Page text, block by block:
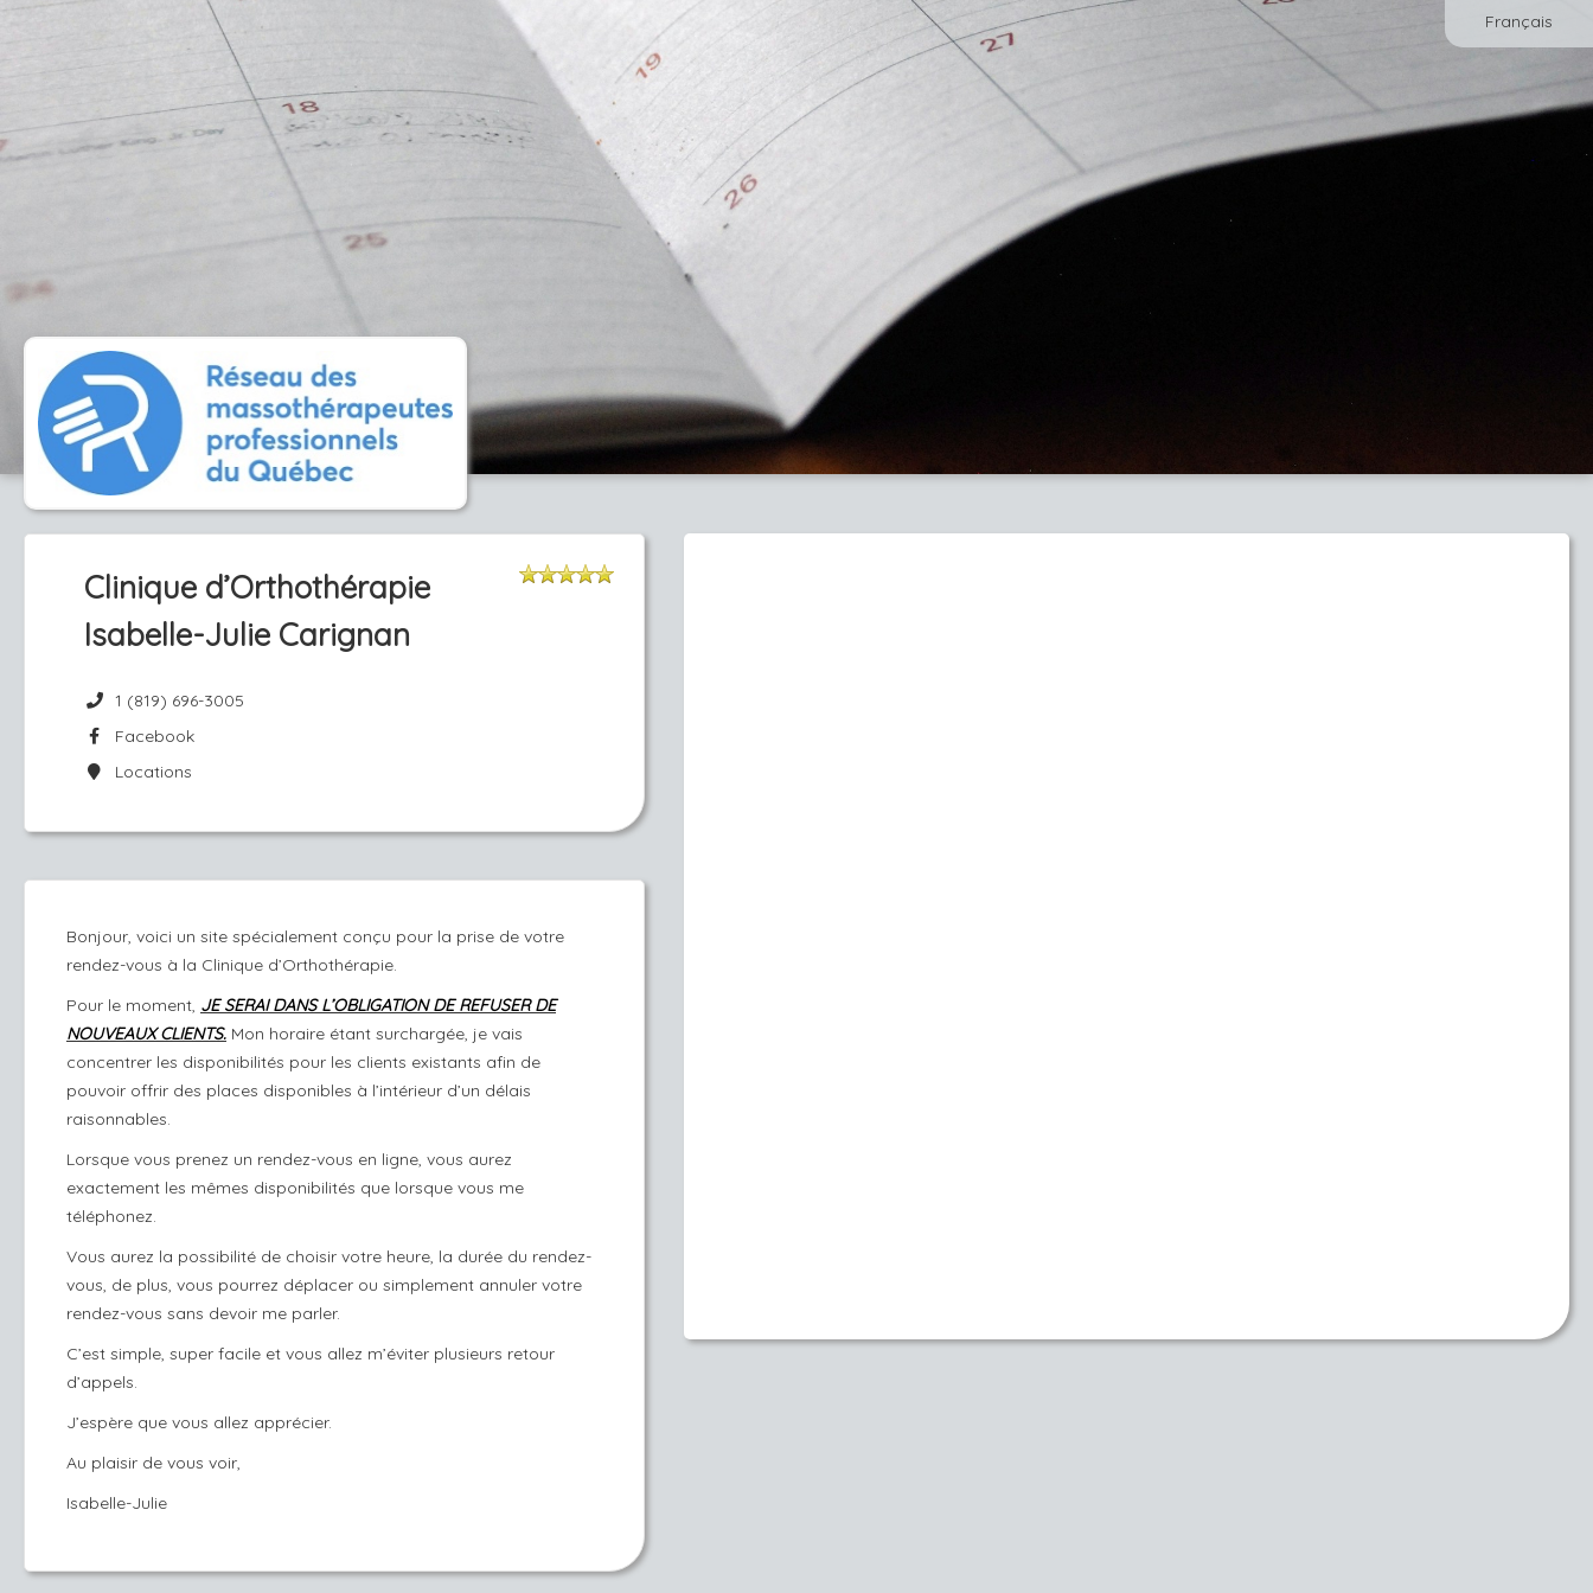
Français
Clinique d’Orthothérapie
Isabelle-Julie Carignan
1 (819) 696-3005
Facebook
Locations
Bonjour, voici un site spécialement conçu pour la prise de votre
rendez-vous à la Clinique d’Orthothérapie.
Pour le moment, JE SERAI DANS L’OBLIGATION DE REFUSER DE
NOUVEAUX CLIENTS. Mon horaire étant surchargée, je vais
concentrer les disponibilités pour les clients existants afin de
pouvoir offrir des places disponibles à l’intérieur d’un délais
raisonnables.
Lorsque vous prenez un rendez-vous en ligne, vous aurez
exactement les mêmes disponibilités que lorsque vous me
téléphonez.
Vous aurez la possibilité de choisir votre heure, la durée du rendez-
vous, de plus, vous pourrez déplacer ou simplement annuler votre
rendez-vous sans devoir me parler.
C’est simple, super facile et vous allez m’éviter plusieurs retour
d’appels.
J’espère que vous allez apprécier.
Au plaisir de vous voir,
Isabelle-Julie